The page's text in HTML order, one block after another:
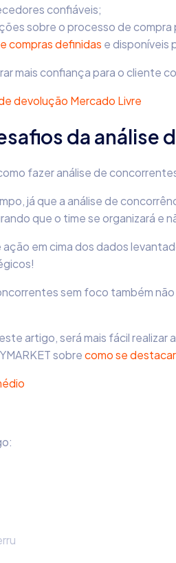
confiáveis;
sobre o processo de compra
compras definidas e disponíveis
mais confiança para o cliente
devolução Mercado Livre
da análise
fazer análise de
já que aanálise de
que o time se organizará e
em cima dos dados
sem foco também
artigo, será mais fácil realizar
sobrecomo se